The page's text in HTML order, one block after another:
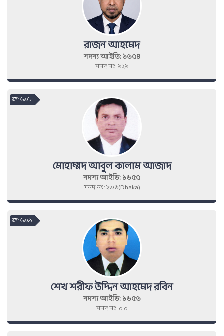
রাজন আহমেদ
সদস্য আইডি: ১৬৫৪
সনদ নং: ৯২৯
মোহাম্মদ আবুল কালাম আজাদ
সদস্য আইডি: ১৬৫৫
সনদ নং: ২৩৬(Dhaka)
ক্র : ৬৩৮
শেখ শরীফ উদ্দিন আহমেদ রবিন
সদস্য আইডি: ১৬৫৬
সনদ নং: ০.০
ক্র : ৬৩৯